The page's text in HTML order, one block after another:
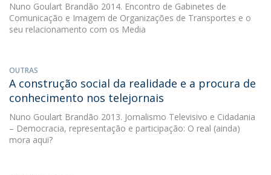
Nuno Goulart Brandão 2014. Encontro de Gabinetes de
Comunicação e Imagem de Organizações de Transportes e o
seu relacionamento com os Media
OUTRAS
A construção social da realidade e a procura de
conhecimento nos telejornais
Nuno Goulart Brandão 2013. Jornalismo Televisivo e Cidadania
– Democracia, representação e participação: O real (ainda)
mora aqui?